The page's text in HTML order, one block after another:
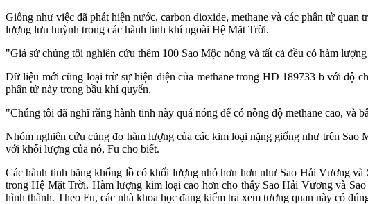
Giống như việc đã phát hiện nước, carbon dioxide, methane và các phân tử
lượng lưu huỳnh trong các hành tinh khí ngoài Hệ Mặt Trời.
"Giả sử chúng tôi nghiên cứu thêm 100 Sao Mộc nóng và tất cả đều có hàm
Dữ liệu mới cũng loại trừ sự hiện diện của methane trong HD 189733 b với độ
phân tử này trong bầu khí quyển.
"Chúng tôi đã nghĩ rằng hành tinh này quá nóng để có nồng độ methane cao, và
Nhóm nghiên cứu cũng đo hàm lượng của các kim loại nặng giống như trên
với khối lượng của nó, Fu cho biết.
Các hành tinh băng khổng lồ có khối lượng nhỏ hơn hơn như Sao Hải Vương
trong Hệ Mặt Trời. Hàm lượng kim loại cao hơn cho thấy Sao Hải Vương và
hình thành. Theo Fu, các nhà khoa học đang kiểm tra xem tương quan này có